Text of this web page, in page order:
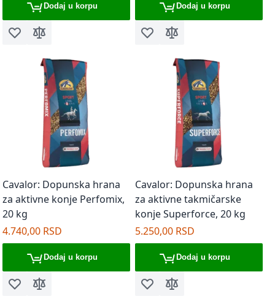
Dodaj u korpu
Dodaj u listu želja
Dodaj za poređenje
Dodaj u korpu
Dodaj u listu želja
Dodaj za poređenje
Cavalor: Dopunska hrana
za aktivne konje Perfomix,
20 kg
4.740,00 RSD
Dodaj u korpu
Dodaj u listu želja
Dodaj za poređenje
Cavalor: Dopunska hrana
za aktivne takmičarske
konje Superforce, 20 kg
5.250,00 RSD
Dodaj u korpu
Dodaj u listu želja
Dodaj za poređenje